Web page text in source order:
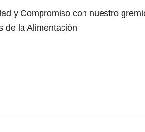
y Compromiso con nuestro
de la Alimentación